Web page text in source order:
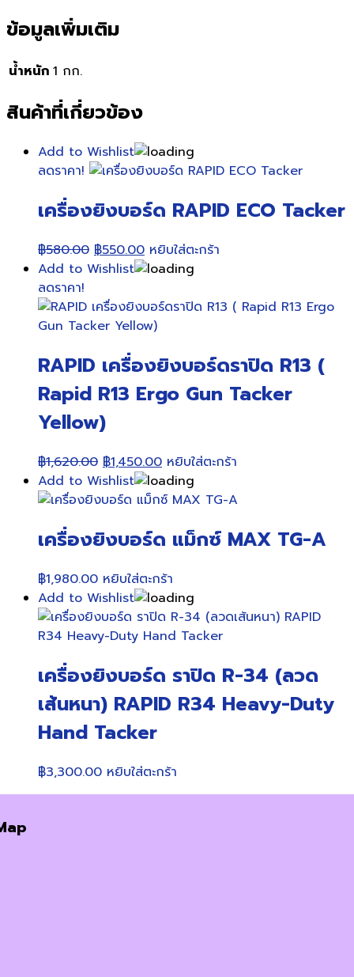
ข้อมูลเพิ่มเติม
น้ำหนัก 1 กก.
สินค้าที่เกี่ยวข้อง
Add to Wishlist
ลดราคา!
เครื่องยิงบอร์ด RAPID ECO Tacker
฿580.00 Original
price
฿580.00.
฿550.00Current
price
฿550.00.
หยิบใส่ตะกร้า
Add to Wishlist
ลดราคา!
RAPID เครื่องยิงบอร์ดราปิด R13 (
Rapid R13 Ergo Gun Tacker
Yellow)
฿1,620.00 Original
price
was:
฿1,450.00Current
price
is:
หยิบใส่ตะกร้า
Add to Wishlist
เครื่องยิงบอร์ด แม็กซ์ MAX TG-A
฿1,980.00 หยิบใส่ตะกร้า
Add to Wishlist
เครื่องยิงบอร์ด ราปิด R-34 (ลวด
เส้นหนา) RAPID R34 Heavy-Duty
Hand Tacker
฿3,300.00 หยิบใส่ตะกร้า